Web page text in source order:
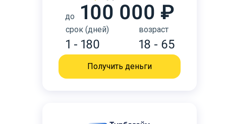
до 100 000 ₽
срок (дней)
1 - 180
возраст
18 - 65
Получить деньги